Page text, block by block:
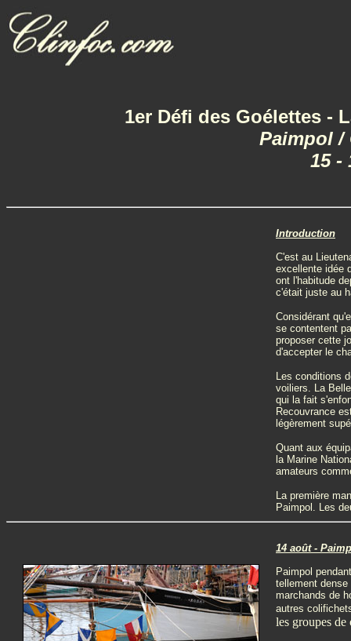
1er Défi des Goélettes -
Paimpol /
15 -
Introduction
C'est au
excellente idée
ont l'habitude
c'était juste au
Considérant
se contentent
proposer cette
d'accepter le
Les conditions
voiliers. La
qui la fait
Recouvrance
légèrement
Quant aux
la Marine
amateurs
La première
Paimpol. Les
14 août -
Paimpol
tellement
marchands de
autres
les groupes de